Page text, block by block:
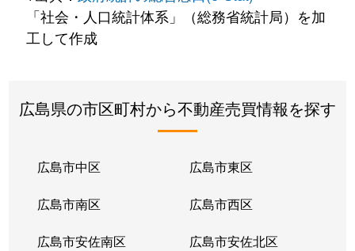
「社会・人口統計体系」（総務省統計局）を加
工して作成
広島県の市区町村から不動産売買情報を探す
広島市中区 広島市東区
広島市南区 広島市西区
広島市安佐南区 広島市安佐北区